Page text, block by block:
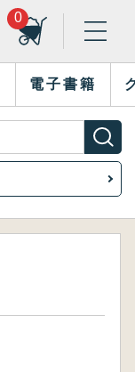
0
電子書籍